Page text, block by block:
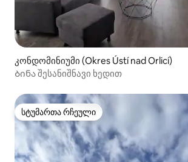
კონდომინიუმი (Okres Ústí nad Orlicí)
Ბინა შესანიშნავი ხედით
სტუმართა რჩეული
სტუმართა რჩეული